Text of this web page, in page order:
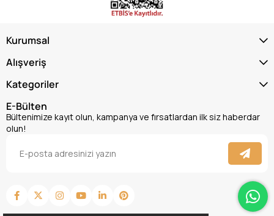
Kurumsal
Alışveriş
Kategoriler
E-Bülten
Bültenimize kayıt olun, kampanya ve fırsatlardan ilk siz haberdar
olun!